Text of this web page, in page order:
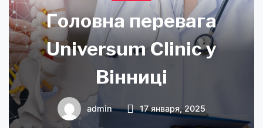
Головна перевага
Universum Clinic у
Вінниці
admin 17 января, 2025